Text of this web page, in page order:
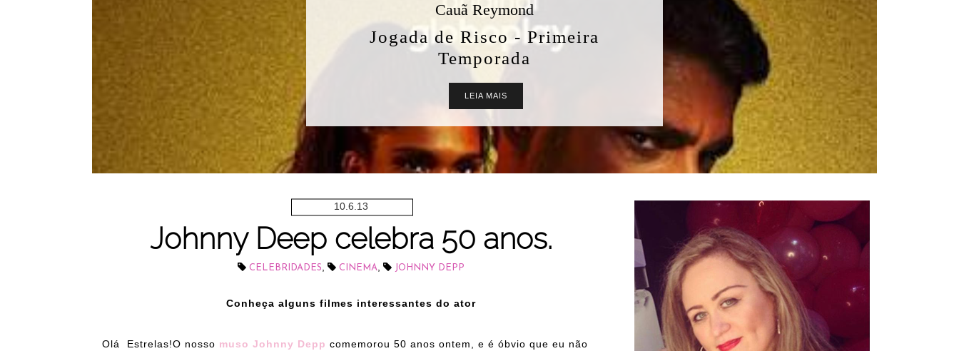
Aquileia BioControl
Shampoo e Condicionador Oil
Free Sarah K Professional: Vale
a Pena? Resenha Completa
10.6.13
Johnny Deep celebra 50 anos.
CELEBRIDADES CINEMA JOHNNY DEPP
Conheça alguns filmes interessantes do ator
Olá Estrelas!O nosso muso Johnny Depp comemorou 50 anos ontem, e é óbvio que eu não